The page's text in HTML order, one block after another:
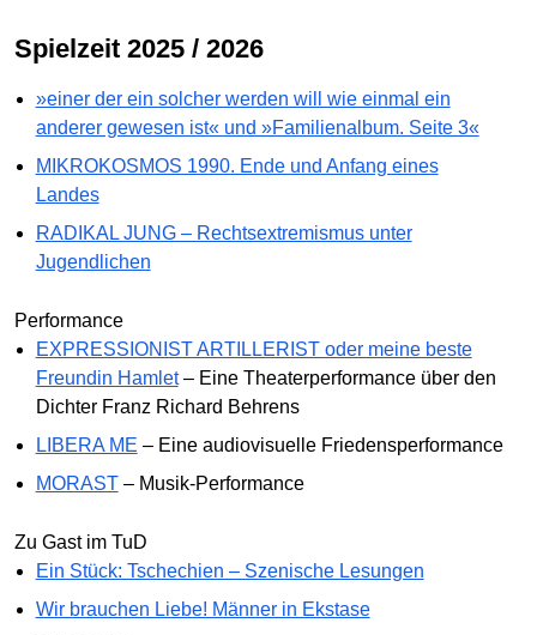
Spielzeit 2025 / 2026
»einer der ein solcher werden will wie einmal ein
anderer gewesen ist« und »Familienalbum. Seite 3«
MIKROKOSMOS 1990. Ende und Anfang eines
Landes
RADIKAL JUNG – Rechtsextremismus unter
Jugendlichen
Performance
EXPRESSIONIST ARTILLERIST oder meine beste
Freundin Hamlet– Eine Theater­performance über den
Dichter Franz Richard Behrens
LIBERA ME – Eine audiovisuelle Friedensperformance
MORAST– Musik-Performance
Zu Gast im TuD
Ein Stück: Tschechien – Szenische Lesungen
Wir brauchen Liebe! Männer in Ekstase